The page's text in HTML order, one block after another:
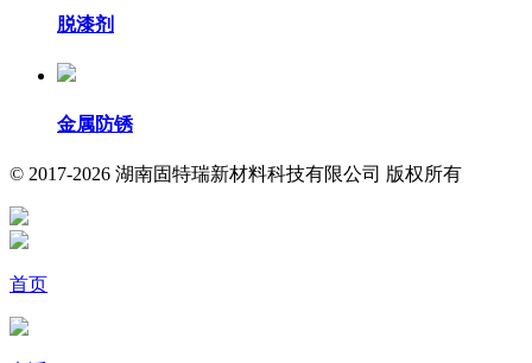
脱漆剂
金属防锈
© 2017-2026 湖南固特瑞新材料科技有限公司 版权所有
首页